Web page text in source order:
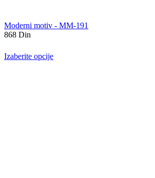
Moderni motiv - MM-191
868 Din
Izaberite opcije